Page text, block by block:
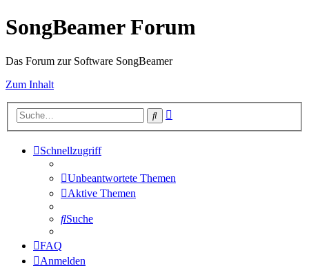
SongBeamer Forum
Das Forum zur Software SongBeamer
Zum Inhalt
Suche
Schnellzugriff
Unbeantwortete Themen
Aktive Themen
Suche
FAQ
Anmelden